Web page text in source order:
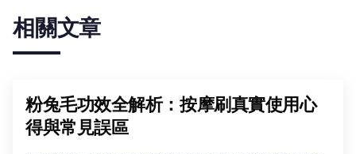
相關文章
粉兔毛功效全解析：按摩刷真實使用心
得與常見誤區